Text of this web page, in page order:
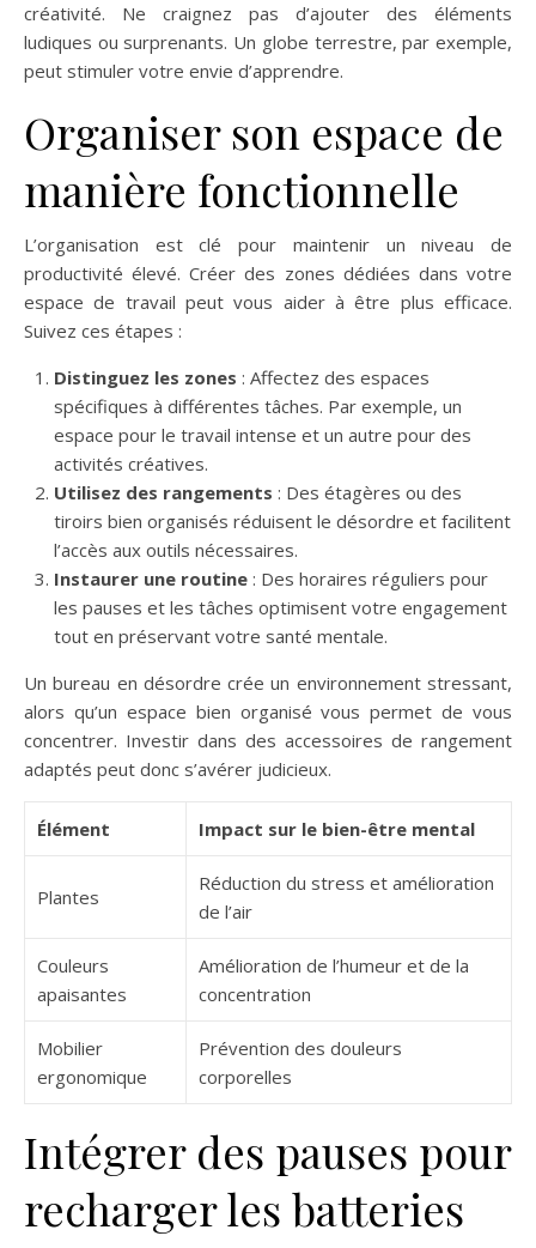
créativité. Ne craignez pas d’ajouter des éléments
ludiques ou surprenants. Un globe terrestre, par exemple,
peut stimuler votre envie d’apprendre.
Organiser son espace de
manière fonctionnelle
L’organisation est clé pour maintenir un niveau de
productivité élevé. Créer des zones dédiées dans votre
espace de travail peut vous aider à être plus efficace.
Suivez ces étapes :
Distinguez les zones : Affectez des espaces
spécifiques à différentes tâches. Par exemple, un
espace pour le travail intense et un autre pour des
activités créatives.
Utilisez des rangements : Des étagères ou des
tiroirs bien organisés réduisent le désordre et facilitent
l’accès aux outils nécessaires.
Instaurer une routine : Des horaires réguliers pour
les pauses et les tâches optimisent votre engagement
tout en préservant votre santé mentale.
Un bureau en désordre crée un environnement stressant,
alors qu’un espace bien organisé vous permet de vous
concentrer. Investir dans des accessoires de rangement
adaptés peut donc s’avérer judicieux.
Élément Impact sur le bien-être mental
Plantes
Réduction du stress et amélioration
de l’air
Couleurs
apaisantes
Amélioration de l’humeur et de la
concentration
Mobilier
ergonomique
Prévention des douleurs
corporelles
Intégrer des pauses pour
recharger les batteries